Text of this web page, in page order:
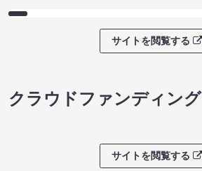
サイトを閲覧する
クラウドファンディング
サイトを閲覧する